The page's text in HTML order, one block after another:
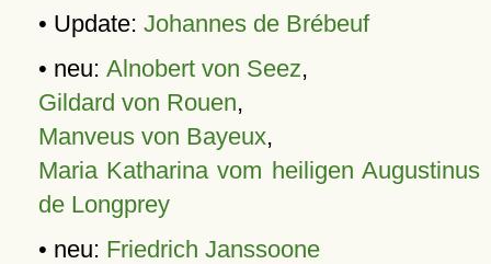
• Update: Johannes de Brébeuf
• neu: Alnobert von Seez,
Gildard von Rouen,
Manveus von Bayeux,
Maria Katharina vom heiligen Augustinus
de Longprey
• neu: Friedrich Janssoone